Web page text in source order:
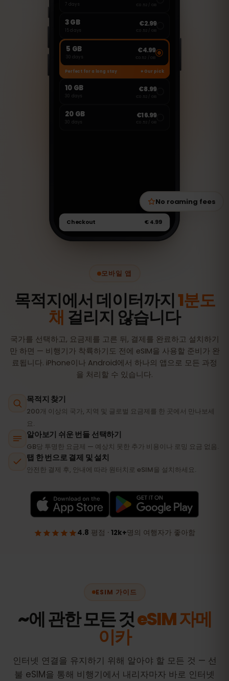
ESIM 가이드
~에 관한 모든 것eSIM 자메
이카
인터넷 연결을 유지하기 위해 알아야 할 모든 것 — 선
불 eSIM을 통해 비행기에서 내리자마자 바로 인터넷